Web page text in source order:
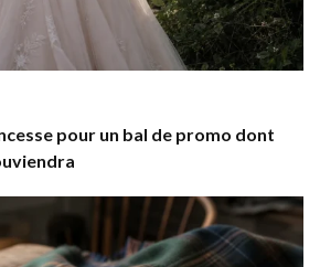
pour un bal de promo dont